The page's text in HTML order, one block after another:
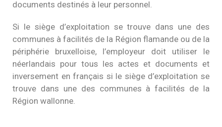
documents destinés à leur personnel.
Si le siège d’exploitation se trouve dans une des
communes à facilités de la Région flamande ou de la
périphérie bruxelloise, l’employeur doit utiliser le
néerlandais pour tous les actes et documents et
inversement en français si le siège d’exploitation se
trouve dans une des communes à facilités de la
Région wallonne.